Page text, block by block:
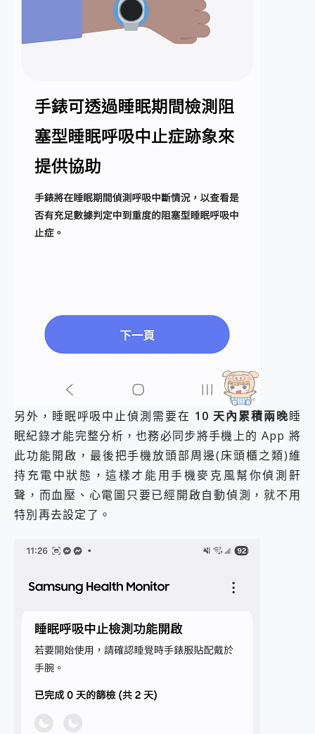
另外，睡眠呼吸中止偵測需要在 10 天內累積兩晚睡
眠紀錄才能完整分析，也務必同步將手機上的 App 將
此功能開啟，最後把手機放頭部周邊(床頭櫃之類)維
持充電中狀態，這樣才能用手機麥克風幫你偵測鼾
聲，而血壓、心電圖只要已經開啟自動偵測，就不用
特別再去設定了。